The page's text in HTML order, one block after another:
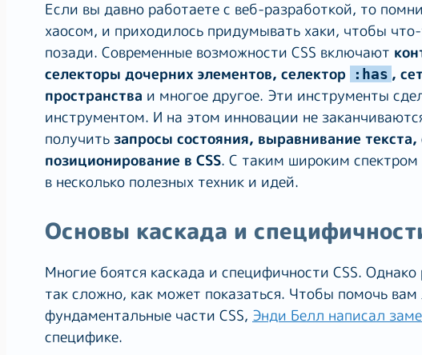
Если вы давно работаете с веб-разработкой, то
хаосом, и приходилось придумывать хаки, чтобы
позади. Современные возможности CSS включают
селекторы дочерних элементов, селектор
:has ,
пространства и многое другое. Эти инструменты
инструментом. И на этом инновации не
получить запросы состояния, выравнивание
позиционирование в CSS. С таким широким
в несколько полезных техник и идей.
Основы каскада и
Многие боятся каскада и специфичности CSS.
так сложно, как может показаться. Чтобы помочь
фундаментальные части CSS, Энди Белл написал
специфике.